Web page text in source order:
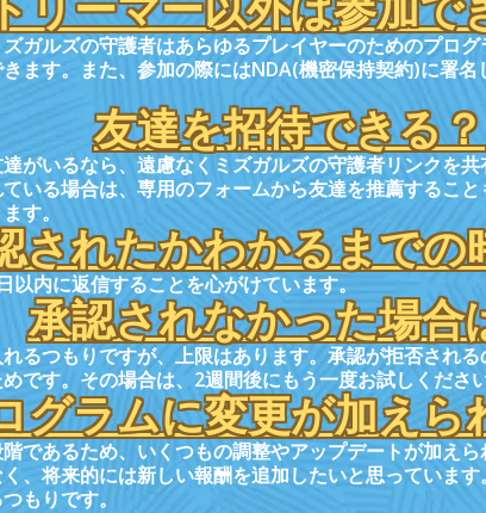
リーマー以外は参加で
ガルズの守護者はあらゆるプレイヤーのためのプロ
ます。また、参加の際にはNDA(機密保持契約)に署
友達を招待できる？
がいるなら、遠慮なくミズガルズの守護者リンクを
いる場合は、専用のフォームから友達を推薦すること
す。
されたかわかるまでの
内に返信することを心がけています。
承認されなかった場合
るつもりですが、上限はあります。承認が拒否され
です。その場合は、2週間後にもう一度お試しくださ
グラムに変更が加えら
であるため、いくつもの調整やアップデートが加え
、将来的には新しい報酬を追加したいと思っています
もりです。